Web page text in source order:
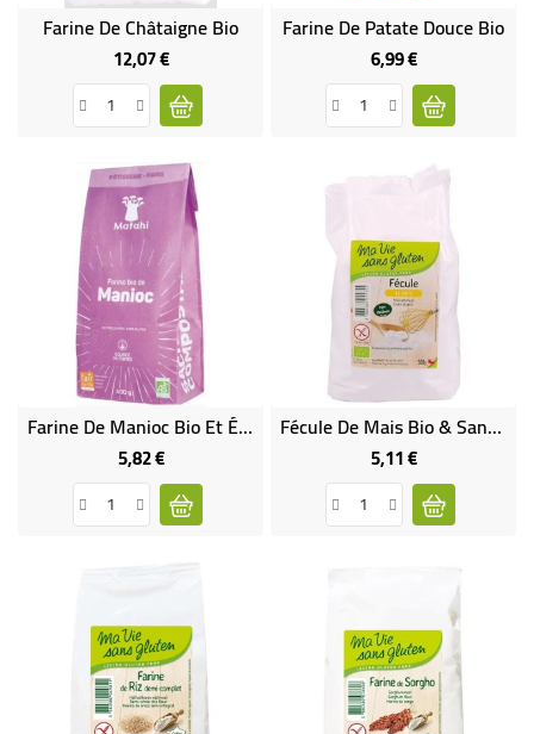
CULTUREL
Farine De Châtaigne Bio
12,07 €Prix
Farine De Patate Douce Bio
6,99 €Prix
Farine De Manioc Bio Et Équitable
5,82 €Prix
Fécule De Mais Bio & Sans Gluten
5,11 €Prix